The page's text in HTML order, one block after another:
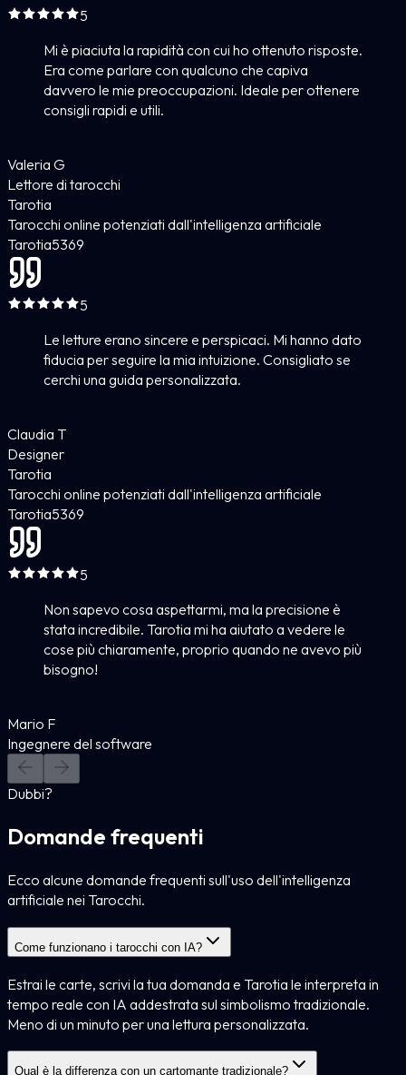
5
Mi è piaciuta la rapidità con cui ho ottenuto risposte.
Era come parlare con qualcuno che capiva
davvero le mie preoccupazioni. Ideale per ottenere
consigli rapidi e utili.
Valeria G
Lettore di tarocchi
Tarotia
Tarocchi online potenziati dall'intelligenza artificiale
Tarotia5369
5
Le letture erano sincere e perspicaci. Mi hanno dato
fiducia per seguire la mia intuizione. Consigliato se
cerchi una guida personalizzata.
Claudia T
Designer
Tarotia
Tarocchi online potenziati dall'intelligenza artificiale
Tarotia5369
5
Non sapevo cosa aspettarmi, ma la precisione è
stata incredibile. Tarotia mi ha aiutato a vedere le
cose più chiaramente, proprio quando ne avevo più
bisogno!
Mario F
Ingegnere del software
Dubbi?
Domande frequenti
Ecco alcune domande frequenti sull'uso dell'intelligenza
artificiale nei Tarocchi.
Come funzionano i tarocchi con IA?
Estrai le carte, scrivi la tua domanda e Tarotia le interpreta in
tempo reale con IA addestrata sul simbolismo tradizionale.
Meno di un minuto per una lettura personalizzata.
Qual è la differenza con un cartomante tradizionale?